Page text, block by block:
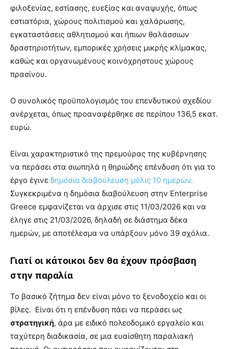
φιλοξενίας, εστίασης, ευεξίας και αναψυχής, όπως
εστιατόρια, χώρους πολιτισμού και χαλάρωσης,
εγκαταστάσεις αθλητισμού και ήπιων θαλάσσιων
δραστηριοτήτων, εμπορικές χρήσεις μικρής κλίμακας,
καθώς και οργανωμένους κοινόχρηστους χώρους
πρασίνου.
O συνολικός προϋπολογισμός του επενδυτικού σχεδίου
ανέρχεται, όπως προαναφέρθηκε σε περίπου 136,5 εκατ.
ευρώ.
Είναι χαρακτηριστικό της πρεμούρας της κυβέρνησης
να περάσει στα σιωπηλά η θηριώδης επένδυση ότι για το
έργο έγινε δημόσια διαβούλευση μόλις 10 ημερών.
Συγκεκριμένα η δημόσια διαβούλευση στην Enterprise
Greece εμφανίζεται να άρχισε στις 11/03/2026 και να
έληγε στις 21/03/2026, δηλαδή σε διάστημα δέκα
ημερών, με αποτέλεσμα να υπάρξουν μόνο 39 σχόλια.
Γιατί οι κάτοικοι δεν θα έχουν πρόσβαση
στην παραλία
Το βασικό ζήτημα δεν είναι μόνο το ξενοδοχείο και οι
βίλες. Είναι ότι η επένδυση πάει να περάσει ως
στρατηγική, άρα με ειδικό πολεοδομικό εργαλείο και
ταχύτερη διαδικασία, σε μια ευαίσθητη παραλιακή